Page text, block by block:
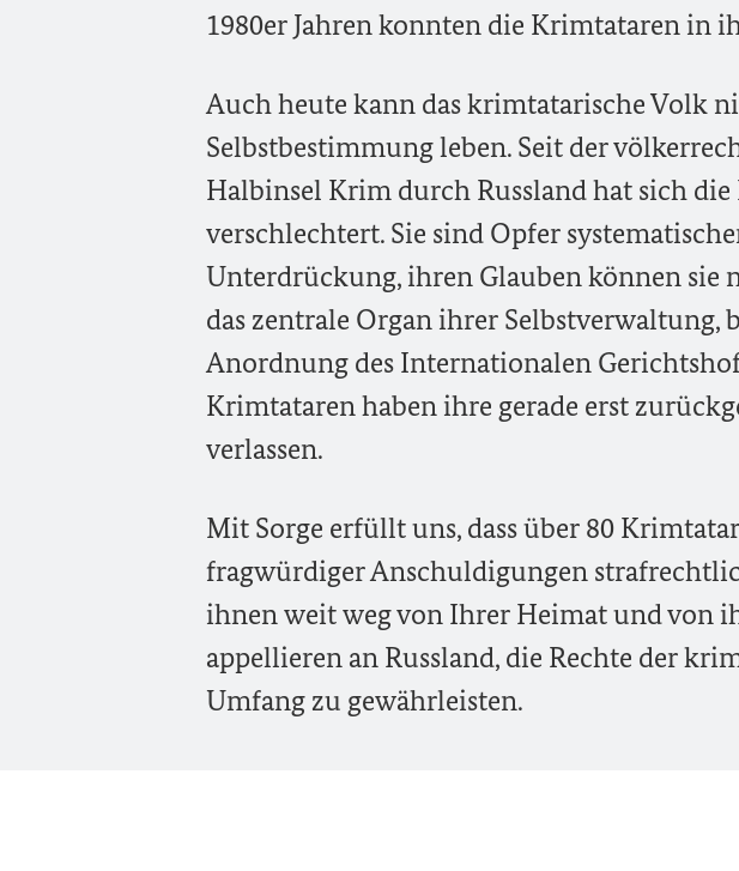
1980er Jahren konnten die Krimtataren in
Auch heute kann das krimtatarische Volk
Selbstbestimmung leben. Seit der
Halbinsel Krim durch Russland hat sich
verschlechtert. Sie sind Opfer
Unterdrückung, ihren Glauben können sie
das zentrale Organ ihrer
Anordnung des Internationalen
Krimtataren haben ihre gerade erst
verlassen.
Mit Sorge erfüllt uns, dass über 80
fragwürdiger Anschuldigungen
ihnen weit weg von Ihrer Heimat und von
appellieren an Russland, die Rechte der
Umfang zu gewährleisten.